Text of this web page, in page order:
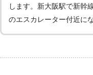
します。新大阪駅で新幹
のエスカレーター付近に